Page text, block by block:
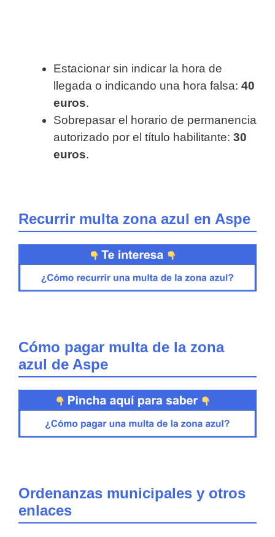
Estacionar sin indicar la hora de
llegada o indicando una hora falsa: 40
euros.
Sobrepasar el horario de permanencia
autorizado por el título habilitante: 30
euros.
Recurrir multa zona azul en Aspe
Cómo pagar multa de la zona
azul de Aspe
Ordenanzas municipales y otros
enlaces